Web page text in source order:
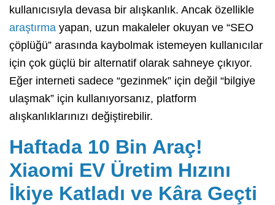
kullanıcısıyla devasa bir alışkanlık. Ancak özellikle
araştırma yapan, uzun makaleler okuyan ve “SEO
çöplüğü” arasında kaybolmak istemeyen kullanıcılar
için çok güçlü bir alternatif olarak sahneye çıkıyor.
Eğer interneti sadece “gezinmek” için değil “bilgiye
ulaşmak” için kullanıyorsanız, platform
alışkanlıklarınızı değiştirebilir.
Haftada 10 Bin Araç!
Xiaomi EV Üretim Hızını
İkiye Katladı ve Kâra Geçti